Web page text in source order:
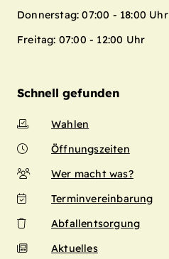
Donnerstag: 07:00 - 18:00 Uhr
Freitag: 07:00 - 12:00 Uhr
Schnell gefunden
Wahlen
Öffnungszeiten
Wer macht was?
Terminvereinbarung
Abfallentsorgung
Aktuelles